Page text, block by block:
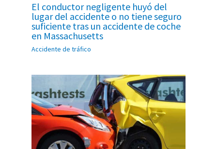
El conductor negligente huyó del
lugar del accidente o no tiene seguro
suficiente tras un accidente de coche
en Massachusetts
Accidente de tráfico